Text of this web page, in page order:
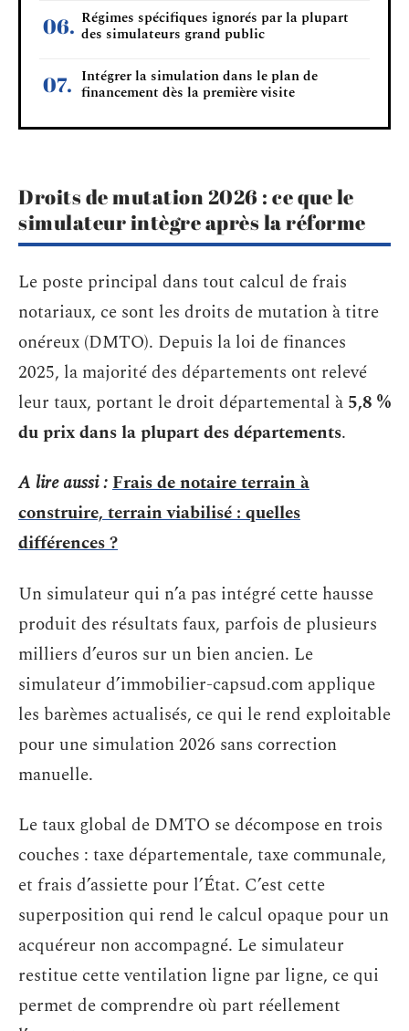
Régimes spécifiques ignorés par la plupart
des simulateurs grand public
Intégrer la simulation dans le plan de
financement dès la première visite
Droits de mutation 2026 : ce que le
simulateur intègre après la réforme
Le poste principal dans tout calcul de frais
notariaux, ce sont les droits de mutation à titre
onéreux (DMTO). Depuis la loi de finances
2025, la majorité des départements ont relevé
leur taux, portant le droit départemental à 5,8 %
du prix dans la plupart des départements.
A lire aussi :Frais de notaire terrain à
construire, terrain viabilisé : quelles
différences ?
Un simulateur qui n’a pas intégré cette hausse
produit des résultats faux, parfois de plusieurs
milliers d’euros sur un bien ancien. Le
simulateur d’immobilier-capsud.com applique
les barèmes actualisés, ce qui le rend exploitable
pour une simulation 2026 sans correction
manuelle.
Le taux global de DMTO se décompose en trois
couches : taxe départementale, taxe communale,
et frais d’assiette pour l’État. C’est cette
superposition qui rend le calcul opaque pour un
acquéreur non accompagné. Le simulateur
restitue cette ventilation ligne par ligne, ce qui
permet de comprendre où part réellement